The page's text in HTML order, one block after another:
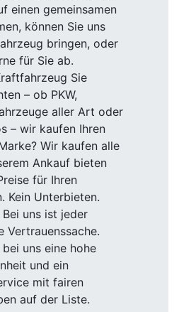
einen gemeinsamen
können Sie uns
bringen, oder
für Sie ab.
Sie
– ob PKW,
aller Art oder
– wir kaufen Ihren
Wir kaufen alle
Ankauf bieten
für Ihren
Kein Unterbieten.
uns ist jeder
Vertrauenssache.
uns eine hohe
und ein
mit fairen
auf der Liste.